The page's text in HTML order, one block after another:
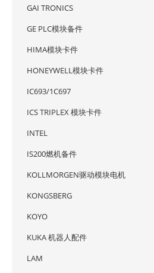
GAI TRONICS
GE PLC模块备件
HIMA模块卡件
HONEYWELL模块卡件
IC693/1C697
ICS TRIPLEX 模块卡件
INTEL
IS200燃机备件
KOLLMORGEN驱动模块电机
KONGSBERG
KOYO
KUKA 机器人配件
LAM